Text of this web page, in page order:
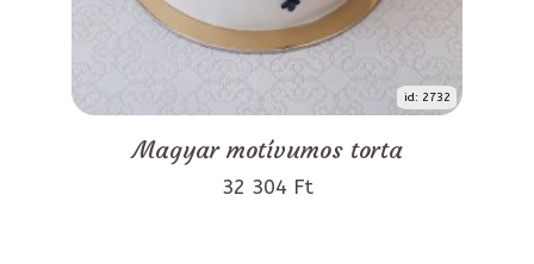
id: 2732
Magyar motívumos torta
32 304 Ft